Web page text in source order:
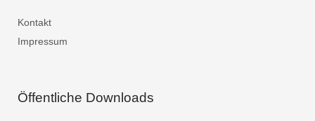
Kontakt
Impressum
Öffentliche Downloads